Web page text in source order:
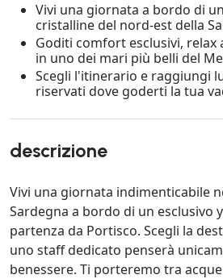
Vivi una giornata a bordo di
cristalline del nord-est della
Goditi comfort esclusivi,
in uno dei mari più belli del
Scegli l'itinerario e raggiungi
riservati dove goderti la tua
descrizione
Vivi una giornata indimenticabile
Sardegna a bordo di un esclusivo
partenza da Portisco. Scegli la
uno staff dedicato penserà
benessere. Ti porteremo tra